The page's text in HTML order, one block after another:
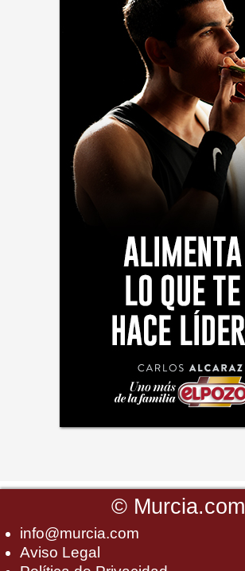
© Murcia.com
info@murcia.com
Aviso Legal